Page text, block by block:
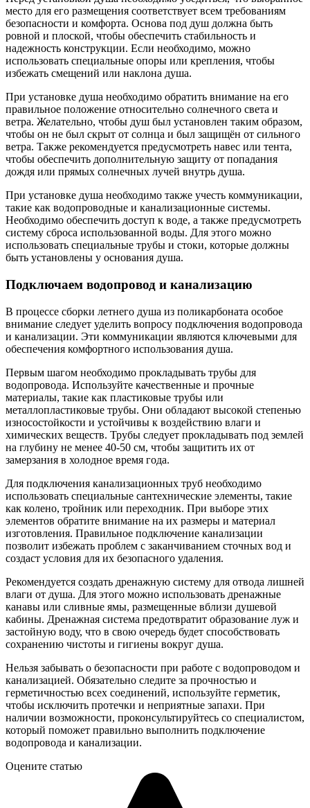
место для его размещения соответствует всем требованиям
безопасности и комфорта. Основа под душ должна быть
ровной и плоской, чтобы обеспечить стабильность и
надежность конструкции. Если необходимо, можно
использовать специальные опоры или крепления, чтобы
избежать смещений или наклона душа.
При установке душа необходимо обратить внимание на его
правильное положение относительно солнечного света и
ветра. Желательно, чтобы душ был установлен таким образом,
чтобы он не был скрыт от солнца и был защищён от сильного
ветра. Также рекомендуется предусмотреть навес или тента,
чтобы обеспечить дополнительную защиту от попадания
дождя или прямых солнечных лучей внутрь душа.
При установке душа необходимо также учесть коммуникации,
такие как водопроводные и канализационные системы.
Необходимо обеспечить доступ к воде, а также предусмотреть
систему сброса использованной воды. Для этого можно
использовать специальные трубы и стоки, которые должны
быть установлены у основания душа.
Подключаем водопровод и канализацию
В процессе сборки летнего душа из поликарбоната особое
внимание следует уделить вопросу подключения водопровода
и канализации. Эти коммуникации являются ключевыми для
обеспечения комфортного использования душа.
Первым шагом необходимо прокладывать трубы для
водопровода. Используйте качественные и прочные
материалы, такие как пластиковые трубы или
металлопластиковые трубы. Они обладают высокой степенью
износостойкости и устойчивы к воздействию влаги и
химических веществ. Трубы следует прокладывать под землей
на глубину не менее 40-50 см, чтобы защитить их от
замерзания в холодное время года.
Для подключения канализационных труб необходимо
использовать специальные сантехнические элементы, такие
как колено, тройник или переходник. При выборе этих
элементов обратите внимание на их размеры и материал
изготовления. Правильное подключение канализации
позволит избежать проблем с заканчиванием сточных вод и
создаст условия для их безопасного удаления.
Рекомендуется создать дренажную систему для отвода лишней
влаги от душа. Для этого можно использовать дренажные
канавы или сливные ямы, размещенные вблизи душевой
кабины. Дренажная система предотвратит образование луж и
застойную воду, что в свою очередь будет способствовать
сохранению чистоты и гигиены вокруг душа.
Нельзя забывать о безопасности при работе с водопроводом и
канализацией. Обязательно следите за прочностью и
герметичностью всех соединений, используйте герметик,
чтобы исключить протечки и неприятные запахи. При
наличии возможности, проконсультируйтесь со специалистом,
который поможет правильно выполнить подключение
водопровода и канализации.
Оцените статью